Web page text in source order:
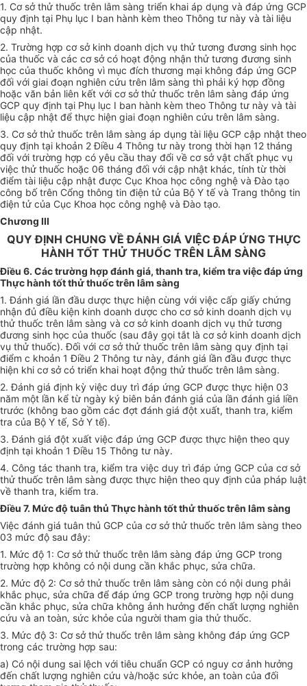
1. Cơ sở thử thuốc trên lâm sàng triển khai áp dụng và đáp ứng GCP
quy định tại Phụ lục I ban hành kèm theo Thông tư này và tài liệu
cập nhật.
2. Trường hợp cơ sở kinh doanh dịch vụ thử tương đương sinh học
của thuốc và các cơ sở có hoạt động nhận thử tương đương sinh
học của thuốc không vì mục đích thương mại không đáp ứng GCP
đối với giai đoạn nghiên cứu trên lâm sàng thì phải ký hợp đồng
hoặc văn bản liên kết với cơ sở thử thuốc trên lâm sàng đáp ứng
GCP quy định tại Phụ lục I ban hành kèm theo Thông tư này và tài
liệu cập nhật để thực hiện giai đoạn nghiên cứu trên lâm sàng.
3. Cơ sở thử thuốc trên lâm sàng áp dụng tài liệu GCP cập nhật theo
quy định tại khoản 2 Điều 4 Thông tư này trong thời hạn 12 tháng
đối với trường hợp có yêu cầu thay đổi về cơ sở vật chất phục vụ
việc thử thuốc hoặc 06 tháng đối với cập nhật khác, tính từ thời
điểm tài liệu cập nhật được Cục Khoa học công nghệ và Đào tạo
công bố trên Cổng thông tin điện tử của Bộ Y tế và Trang thông tin
điện tử của Cục Khoa học công nghệ và Đào tạo.
Chương III
QUY ĐỊNH CHUNG VỀ ĐÁNH GIÁ VIỆC ĐÁP ỨNG THỰC
HÀNH TỐT THỬ THUỐC TRÊN LÂM SÀNG
Điều 6. Các trường hợp đánh giá, thanh tra, kiểm tra việc đáp ứng
Thực hành tốt thử thuốc trên lâm sàng
1. Đánh giá lần đầu dược thực hiện cùng với việc cấp giấy chứng
nhận đủ điều kiện kinh doanh dược cho cơ sở kinh doanh dịch vụ
thử thuốc trên lâm sàng và cơ sở kinh doanh dịch vụ thử tương
đương sinh học của thuốc (sau đây gọi tắt là cơ sở kinh doanh dịch
vụ thử thuốc). Đối với cơ sở thử thuốc trên lâm sàng quy định tại
điểm c khoản 1 Điều 2 Thông tư này, đánh giá lần đầu được thực
hiện khi cơ sở có triển khai hoạt động thử thuốc trên lâm sàng.
2. Đánh giá định kỳ việc duy trì đáp ứng GCP được thực hiện 03
năm một lần kể từ ngày ký biên bản đánh giá của lần đánh giá liền
trước (không bao gồm các đợt đánh giá đột xuất, thanh tra, kiểm
tra của Bộ Y tế, Sở Y tế).
3. Đánh giá đột xuất việc đáp ứng GCP được thực hiện theo quy
định tại khoản 1 Điều 15 Thông tư này.
4. Công tác thanh tra, kiểm tra việc duy trì đáp ứng GCP của cơ sở
thử thuốc trên lâm sàng được thực hiện theo quy định của pháp luật
về thanh tra, kiểm tra.
Điều 7. Mức độ tuân thủ Thực hành tốt thử thuốc trên lâm sàng
Việc đánh giá tuân thủ GCP của cơ sở thử thuốc trên lâm sàng theo
03 mức độ sau đây:
1. Mức độ 1: Cơ sở thử thuốc trên lâm sàng đáp ứng GCP trong
trường hợp không có nội dung cần khắc phục, sửa chữa.
2. Mức độ 2: Cơ sở thử thuốc trên lâm sàng còn có nội dung phải
khắc phục, sửa chữa để đáp ứng GCP trong trường hợp nội dung
cần khắc phục, sửa chữa không ảnh hưởng đến chất lượng nghiên
cứu và an toàn, sức khỏe của người tham gia thử thuốc.
3. Mức độ 3: Cơ sở thử thuốc trên lâm sàng không đáp ứng GCP
trong các trường hợp sau:
a) Có nội dung sai lệch với tiêu chuẩn GCP có nguy cơ ảnh hưởng
đến chất lượng nghiên cứu và/hoặc sức khỏe, an toàn của đối